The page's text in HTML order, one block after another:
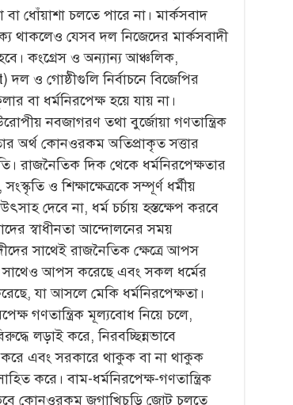
ধোঁয়াশা চলতে পারে না। মার্কসবাদ
থাকলেও যেসব দল নিজেদের মার্কসবাদী
কংগ্রেস ও অন্যান্য আঞ্চলিক,
ও গোষ্ঠীগুলি নির্বাচনে বিজেপির
বা ধর্মনিরপেক্ষ হয়ে যায় না।
নবজাগরণ তথা বুর্জোয়া গণতান্ত্রিক
অর্থ কোনওরকম অতিপ্রাকৃত সত্তার
রাজনৈতিক দিক থেকে ধর্মনিরপেক্ষতার
ও শিক্ষাক্ষেত্রকে সম্পূর্ণ ধর্মীয়
দেবে না, ধর্ম চর্চায় হস্তক্ষেপ করবে
স্বাধীনতা আন্দোলনের সময়
সাথেই রাজনৈতিক ক্ষেত্রে আপস
সাথেও আপস করেছে এবং সকল ধর্মের
যা আসলে মেকি ধর্মনিরপেক্ষতা।
গণতান্ত্রিক মূল্যবোধ নিয়ে চলে,
লড়াই করে, নিরবচ্ছিন্নভাবে
করে এবং সরকারে থাকুক বা না থাকুক
করে। বাম-ধর্মনিরপেক্ষ-গণতান্ত্রিক
ভেবে কোনওরকম জগাখিচুড়ি জোট চলতে